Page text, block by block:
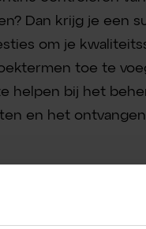
Dan krijg je een
om je
toe te
helpen bij het
en het